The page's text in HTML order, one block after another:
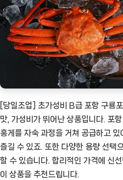
[당일조업] 초가성비 B급 포항 구룡
맛, 가성비가 뛰어난 상품입니다. 포
홍게를 자숙 과정을 거쳐 공급하고
즐길 수 있죠. 또한 다양한 용량 선택
할 수 있습니다. 합리적인 가격에 신
이 상품을 추천드립니다.